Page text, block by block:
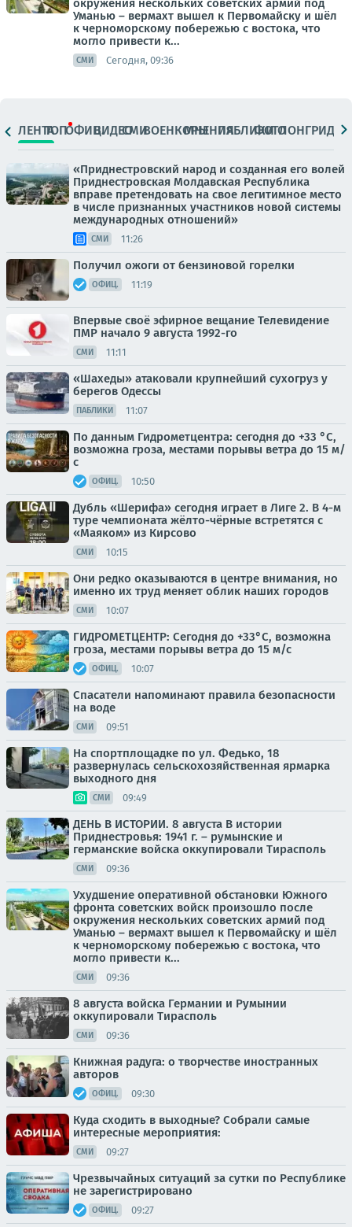
окружения нескольких советских армий под
Уманью – вермахт вышел к Первомайску и шёл
к черноморскому побережью с востока, что
могло привести к...
СМИ Сегодня, 09:36
ЛЕНТАТОПОФИЦ.ВИДЕОСМИВОЕНКОРЫМНЕНИЯПАБЛИКИ
ФОТОЛОНГРИДЫ
«Приднестровский народ и созданная его волей
Приднестровская Молдавская Республика
вправе претендовать на свое легитимное место
в числе признанных участников новой системы
международных отношений»
СМИ 11:26
Получил ожоги от бензиновой горелки
ОФИЦ. 11:19
Впервые своё эфирное вещание Телевидение
ПМР начало 9 августа 1992-го
СМИ 11:11
«Шахеды» атаковали крупнейший сухогруз у
берегов Одессы
ПАБЛИКИ 11:07
По данным Гидрометцентра: сегодня до +33 °C,
возможна гроза, местами порывы ветра до 15 м/
с
ОФИЦ. 10:50
Дубль «Шерифа» сегодня играет в Лиге 2. В 4-м
туре чемпионата жёлто-чёрные встретятся с
«Маяком» из Кирсово
СМИ 10:15
Они редко оказываются в центре внимания, но
именно их труд меняет облик наших городов
СМИ 10:07
ГИДРОМЕТЦЕНТР: Сегодня до +33°С, возможна
гроза, местами порывы ветра до 15 м/с
ОФИЦ. 10:07
Спасатели напоминают правила безопасности
на воде
СМИ 09:51
На спортплощадке по ул. Федько, 18
развернулась сельскохозяйственная ярмарка
выходного дня
СМИ 09:49
ДЕНЬ В ИСТОРИИ. 8 августа В истории
Приднестровья: 1941 г. – румынские и
германские войска оккупировали Тирасполь
СМИ 09:36
Ухудшение оперативной обстановки Южного
фронта советских войск произошло после
окружения нескольких советских армий под
Уманью – вермахт вышел к Первомайску и шёл
к черноморскому побережью с востока, что
могло привести к...
СМИ 09:36
8 августа войска Германии и Румынии
оккупировали Тирасполь
СМИ 09:36
Книжная радуга: о творчестве иностранных
авторов
ОФИЦ. 09:30
Куда сходить в выходные? Собрали самые
интересные мероприятия:
СМИ 09:27
Чрезвычайных ситуаций за сутки по Республике
не зарегистрировано
ОФИЦ. 09:27